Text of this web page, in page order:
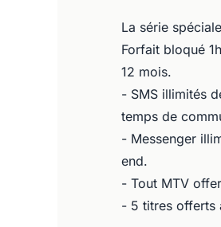
La série
Forfait bloqué
12 mois.
- SMS illimités
temps de
- Messenger
end.
- Tout MTV
- 5 titres offerts